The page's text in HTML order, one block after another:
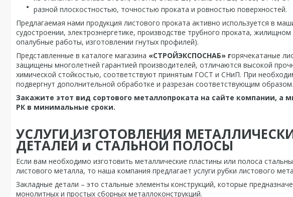
разной плоскостностью, точностью проката и ровностью поверхностей.
Предлагаемая нами продукция листового проката активно используется в
судостроении, электроэнергетике, производстве трубного проката,
опалубные работы, изготовлении гнутых профилей).
Представленные в каталоге магазина «СТРОЙЭКСПОСНАБ» горячекатаные
защищены многолетней гарантией производителей, отличаются высокой
химической стойкостью, соответствуют принятым ГОСТ и СНиП. При
подвергнут дополнительной обработке и разрезан соответствующим образом.
Закажите этот вид сортового металлопроката на сайте компании,
РК в минимальные сроки.
УСЛУГИ ИЗГОТОВЛЕНИЯ
ДЕТАЛЕЙ и СТАЛЬНОЙ ПОЛОСЫ
Если вам необходимо изготовить металлические пластины или полоса
листового металла, то наша компания предлагает услуги рубки листового
Закладные детали – это стальные элементы конструкций, которые
монолитных и простых сборных металлоконструкций.